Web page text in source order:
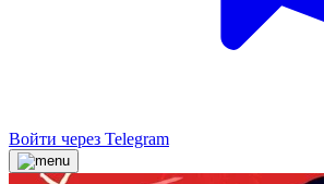
Войти через Telegram